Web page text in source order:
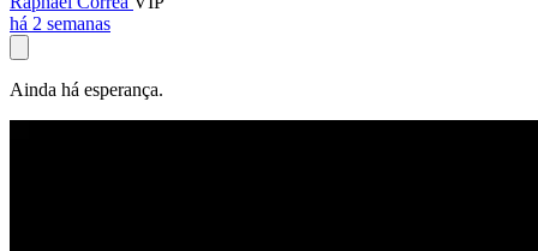
há 2 semanas
Ainda há esperança.